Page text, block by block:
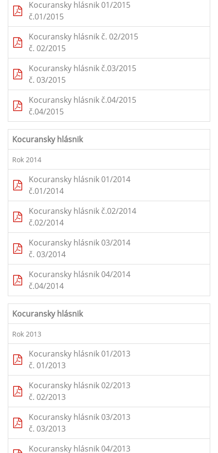
Kocuransky hlásnik 01/2015
č.01/2015
Kocuransky hlásnik č. 02/2015
č. 02/2015
Kocuransky hlásnik č.03/2015
č. 03/2015
Kocuransky hlásnik č.04/2015
č.04/2015
Kocuransky hlásnik
Rok 2014
Kocuransky hlásnik 01/2014
č.01/2014
Kocuransky hlásnik č.02/2014
č.02/2014
Kocuransky hlásnik 03/2014
č. 03/2014
Kocuransky hlásnik 04/2014
č.04/2014
Kocuransky hlásnik
Rok 2013
Kocuransky hlásnik 01/2013
č. 01/2013
Kocuransky hlásnik 02/2013
č. 02/2013
Kocuransky hlásnik 03/2013
č. 03/2013
Kocuransky hlásnik 04/2013